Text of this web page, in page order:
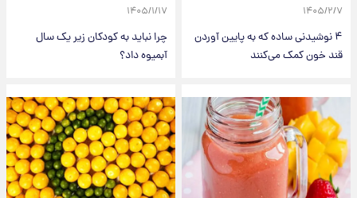
۱۴۰۵/۲/۷
۴ نوشیدنی ساده که به پایین آوردن
قند خون کمک می‌کنند
۱۴۰۵/۱/۱۷
چرا نباید به کودکان زیر یک سال
آبمیوه داد؟